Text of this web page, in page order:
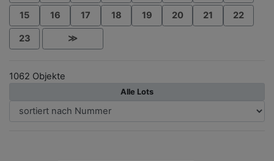
15 16 17 18 19 20 21 22
23 ≫
1062 Objekte
Alle Lots